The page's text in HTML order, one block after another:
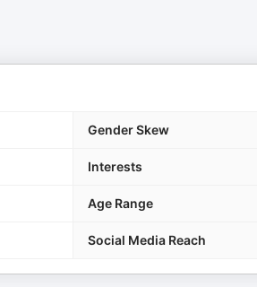
Gender Skew
Interests
Age Range
Social Media Reach